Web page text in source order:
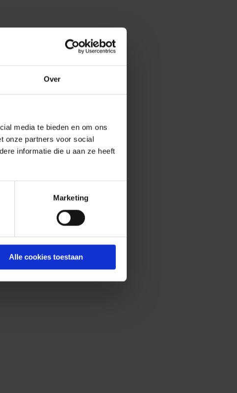
Over
media te bieden en om ons
onze partners voor social
informatie die u aan ze heeft
Marketing
Alle cookies toestaan